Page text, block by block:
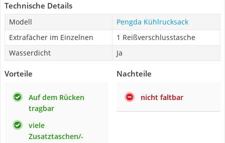
Technische Details
Modell
Pengda Kühlrucksack
Extrafächer im Einzelnen
1 Reißverschlusstasche
Wasserdicht
Ja
Vorteile
Auf dem Rücken
tragbar
viele
Zusatztaschen/-
Nachteile
nicht faltbar